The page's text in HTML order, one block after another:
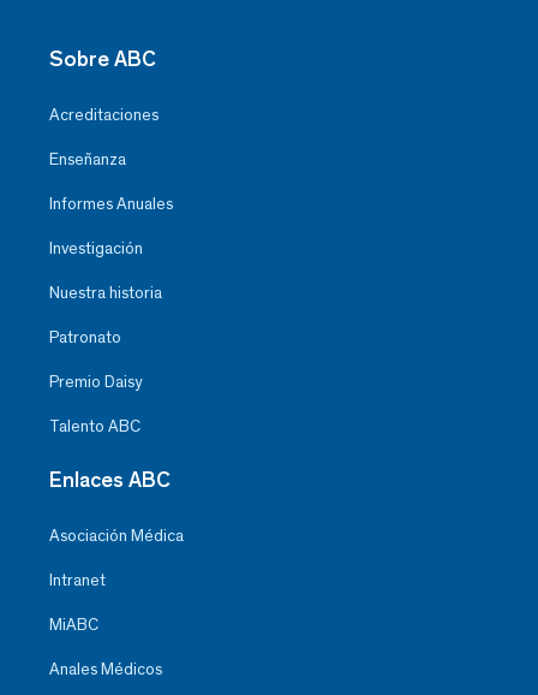
Sobre ABC
Acreditaciones
Enseñanza
Informes Anuales
Investigación
Nuestra historia
Patronato
Premio Daisy
Talento ABC
Enlaces ABC
Asociación Médica
Intranet
MiABC
Anales Médicos